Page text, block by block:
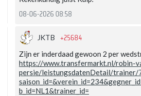
08-06-2026 08:58
JKTB +25684
Zijn er inderdaad gewoon 2 per
https://www.transfermarkt.nl/robin-
persie/leistungsdatenDetail/trainer/
b_id=NL1&trainer_id=